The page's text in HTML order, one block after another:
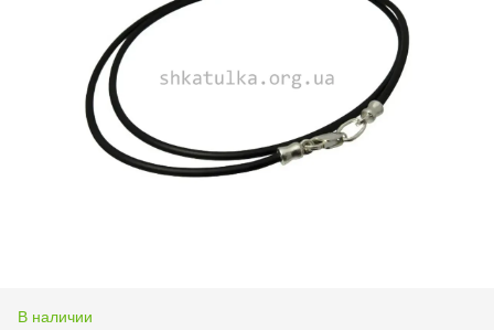
В наличии